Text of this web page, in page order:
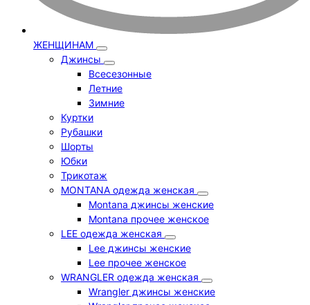
ЖЕНЩИНАМ
Джинсы
Всесезонные
Летние
Зимние
Куртки
Рубашки
Шорты
Юбки
Трикотаж
MONTANA одежда женская
Montana джинсы женские
Montana прочее женское
LEE одежда женская
Lee джинсы женские
Lee прочее женское
WRANGLER одежда женская
Wrangler джинсы женские